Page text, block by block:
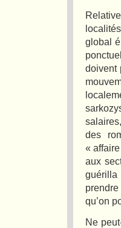
global
doivent
des
«
aux
qu’on
Ne